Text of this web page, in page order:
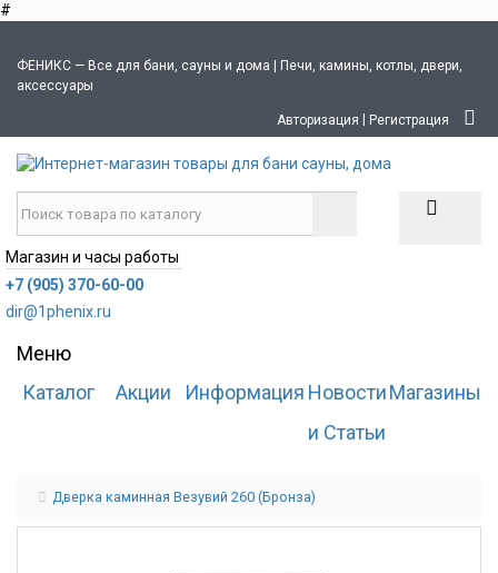
#
ФЕНИКС — Все для бани, сауны и дома | Печи, камины, котлы, двери,
аксессуары
Авторизация | Регистрация
Магазин и часы работы
+7 (905) 370-60-00
dir@1phenix.ru
Меню
Каталог
Акции Информация Новости
и Статьи
Магазины
Дверка каминная Везувий 260 (Бронза)